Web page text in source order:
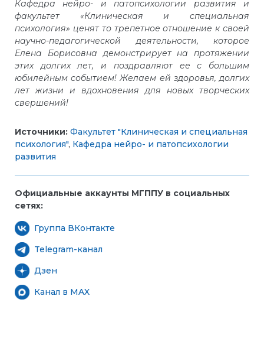
Кафедра нейро- и патопсихологии развития и
факультет «Клиническая и специальная
психология» ценят то трепетное отношение к своей
научно-педагогической деятельности, которое
Елена Борисовна демонстрирует на протяжении
этих долгих лет, и поздравляют ее с большим
юбилейным событием! Желаем ей здоровья, долгих
лет жизни и вдохновения для новых творческих
свершений!
Источники: Факультет "Клиническая и специальная
психология", Кафедра нейро- и патопсихологии
развития
Официальные аккаунты МГППУ в социальных
сетях:
Группа ВКонтакте
Telegram-канал
Дзен
Канал в MAX